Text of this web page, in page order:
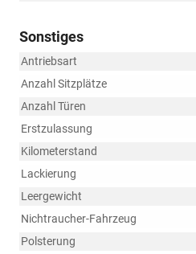
Sonstiges
Antriebsart
Anzahl Sitzplätze
Anzahl Türen
Erstzulassung
Kilometerstand
Lackierung
Leergewicht
Nichtraucher-Fahrzeug
Polsterung